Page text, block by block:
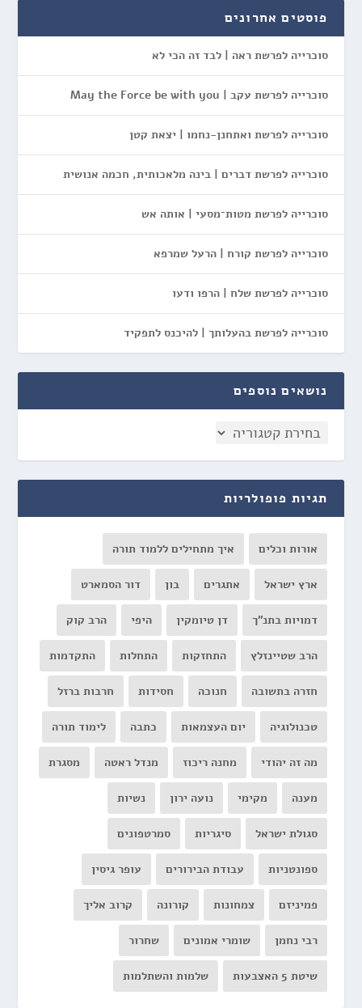
פוסטים אחרונים
סוכרייה לפרשת ראה | לבד זה הכי לא
סוכרייה לפרשת עקב | May the Force be with you
סוכרייה לפרשת ואתחנן-נחמו | יצאת קטן
סוכרייה לפרשת דברים | בינה מלאכותית, חכמה אנושית
סוכרייה לפרשת מטות־מסעי | אותה אש
סוכרייה לפרשת קורח | הרעל שמרפא
סוכרייה לפרשת שלח | הרפו ודעו
סוכרייה לפרשת בהעלותך | להיכנס לתפקיד
נושאים נוספים
תגיות פופולריות
אורות וכלים איך מתחילים ללמוד תורה
ארץ ישראל אתגרים בון דור הסמארט
דמויות בתנ"ך דן טיומקין היפי הרב קוק
הרב שטיינזלץ התחזקות התחלות התקדמות
חזרה בתשובה חנוכה חסידות חרבות ברזל
טכנולוגיה יום העצמאות כתבה לימוד תורה
מה זה יהודי מחנה ריכוז מנדל ראטה מסגרת
מענה מקימי נועה ירון נשיות
סגולת ישראל סיגריות סמרטפונים
ספונטניות עבודת הבירורים עופר גיסין
פמיניזם צמחונות קורונה קרוב אליך
רבי נחמן שומרי אמונים שחרור
שיטת 5 האצבעות שלמות והשתלמות